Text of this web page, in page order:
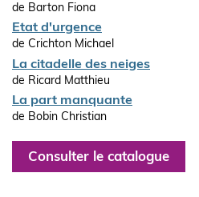
de Barton Fiona
Etat d'urgence
de Crichton Michael
La citadelle des neiges
de Ricard Matthieu
La part manquante
de Bobin Christian
Consulter le catalogue